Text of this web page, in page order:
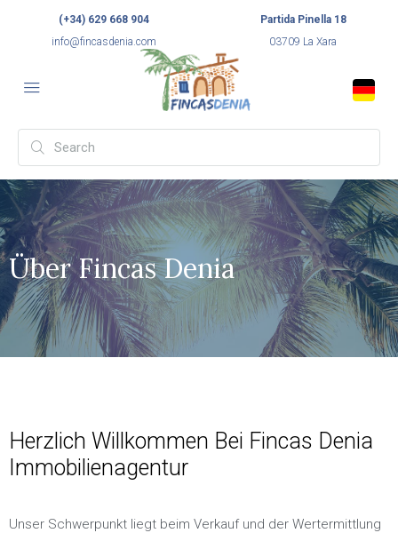
(+34) 629 668 904
info@fincasdenia.com
Partida Pinella 18
03709 La Xara
Über Fincas Denia
Herzlich Willkommen Bei Fincas Denia
Immobilienagentur
Unser Schwerpunkt liegt beim Verkauf und der Wertermittlung